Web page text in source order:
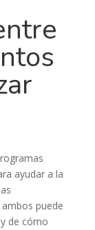
ayudar a la
puede
de cómo